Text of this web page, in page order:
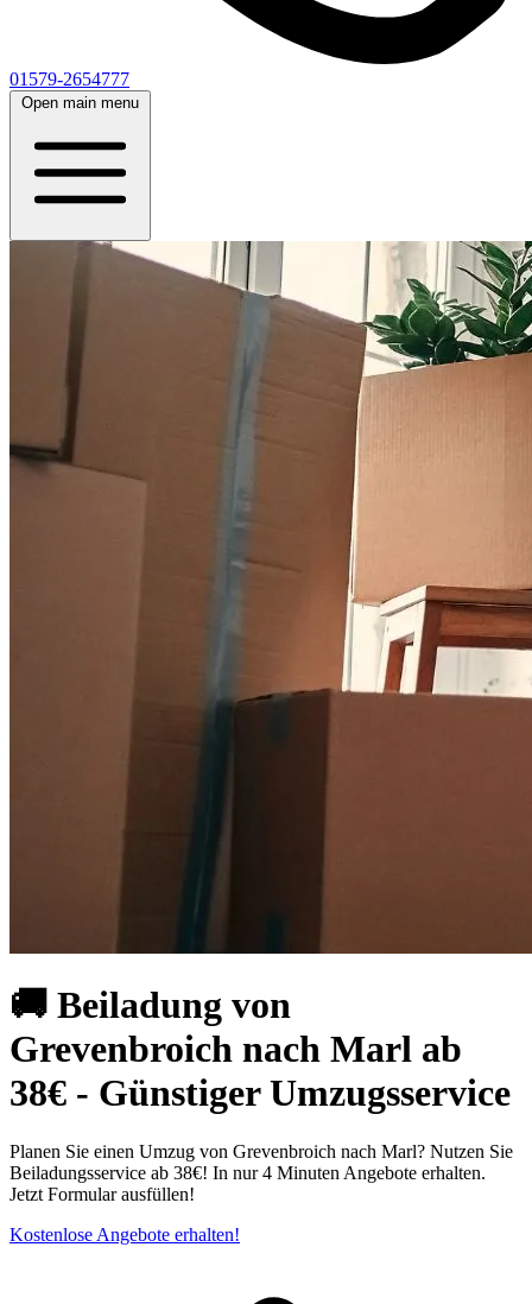
01579-2654777
Open main menu
🚚 Beiladung von
Grevenbroich nach Marl ab
38€ - Günstiger Umzugsservice
Planen Sie einen Umzug von Grevenbroich nach Marl? Nutzen Sie
Beiladungsservice ab 38€! In nur 4 Minuten Angebote erhalten.
Jetzt Formular ausfüllen!
Kostenlose Angebote erhalten!